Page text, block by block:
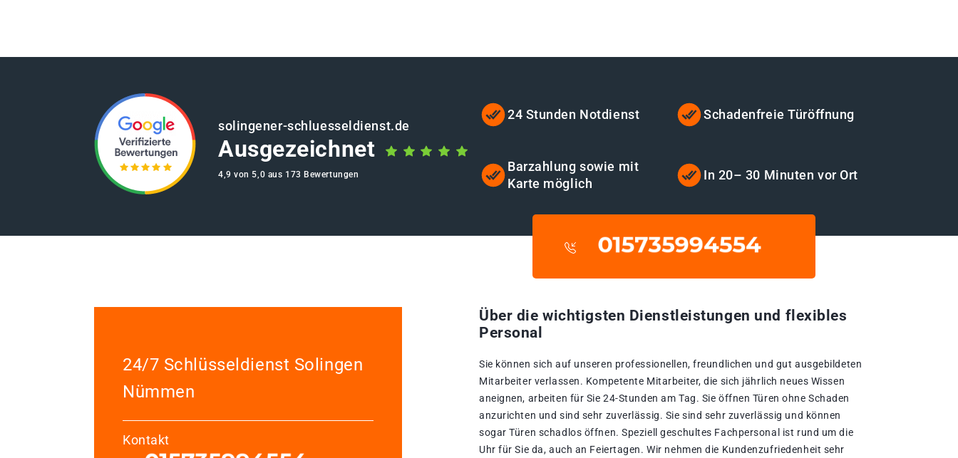
solingener-schluesseldienst.de
Ausgezeichnet
4,9 von 5,0 aus 173 Bewertungen
24 Stunden Notdienst Schadenfreie Türöffnung
Barzahlung sowie mit
Karte möglich
In 20– 30 Minuten vor Ort
24/7 Schlüsseldienst Solingen
Nümmen
Kontakt
Über die wichtigsten Dienstleistungen und flexibles
Personal
Sie können sich auf unseren professionellen, freundlichen und gut ausgebildeten
Mitarbeiter verlassen. Kompetente Mitarbeiter, die sich jährlich neues Wissen
aneignen, arbeiten für Sie 24-Stunden am Tag. Sie öffnen Türen ohne Schaden
anzurichten und sind sehr zuverlässig. Sie sind sehr zuverlässig und können
sogar Türen schadlos öffnen. Speziell geschultes Fachpersonal ist rund um die
Uhr für Sie da, auch an Feiertagen. Wir nehmen die Kundenzufriedenheit sehr